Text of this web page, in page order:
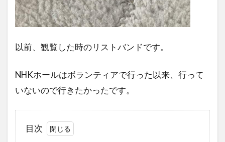
以前、観覧した時のリストバンドです。
NHKホールはボランティアで行った以来、行って
いないので行きたかったです。
目次